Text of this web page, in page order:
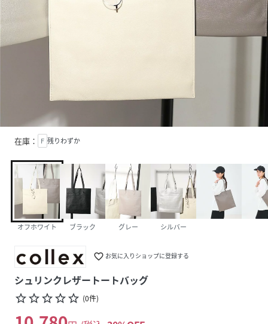
在庫： F 残りわずか
オフホワイト ブラック グレー シルバー
favorite_border お気に入りショップに登録する
シュリンクレザートートバッグ
star_borderstar_borderstar_borderstar_borderstar_border (0件)